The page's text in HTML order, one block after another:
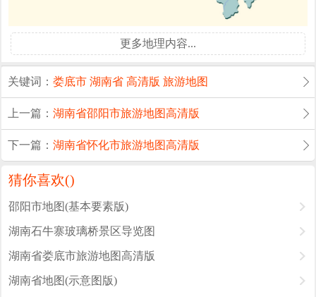
更多地理内容...
关键词：娄底市 湖南省 高清版 旅游地图
上一篇：湖南省邵阳市旅游地图高清版
下一篇：湖南省怀化市旅游地图高清版
猜你喜欢()
邵阳市地图(基本要素版)
湖南石牛寨玻璃桥景区导览图
湖南省娄底市旅游地图高清版
湖南省地图(示意图版)